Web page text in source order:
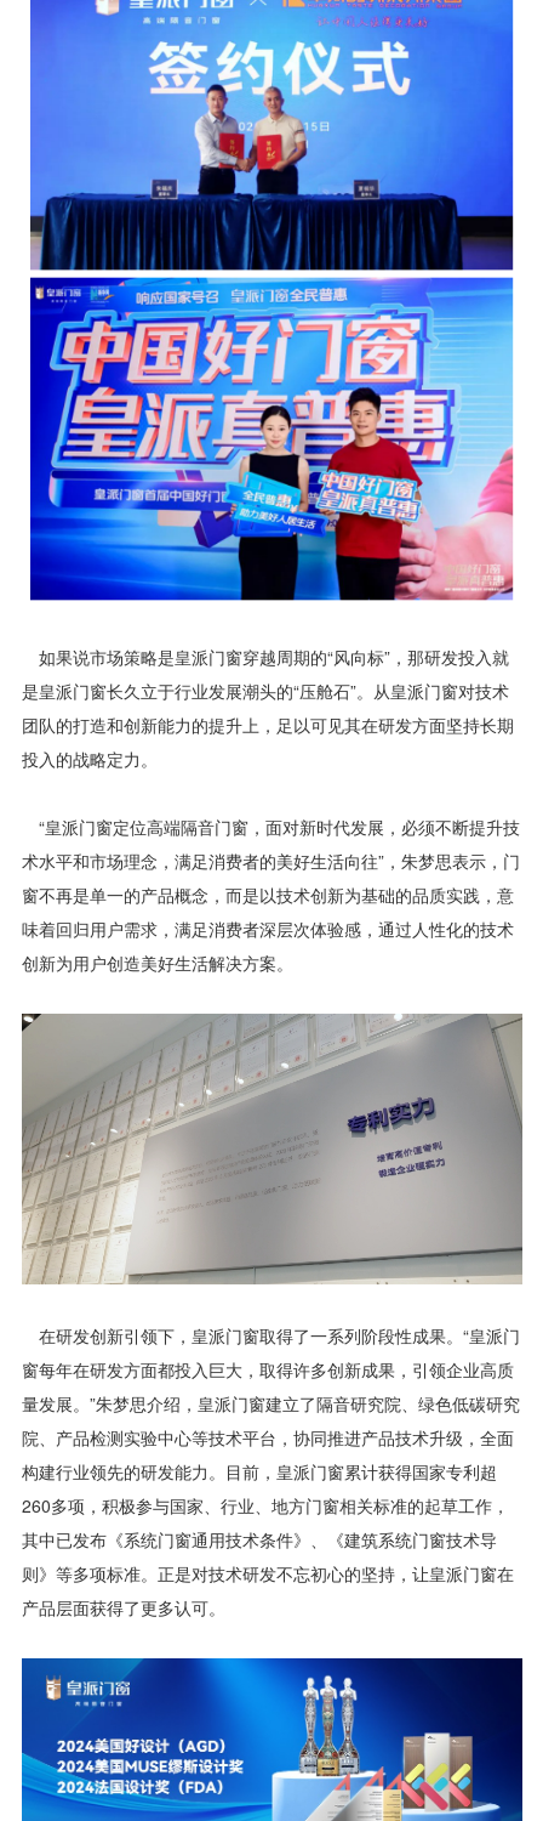
如果说市场策略是皇派门窗穿越周期的“风向标”，那研发投入就
是皇派门窗长久立于行业发展潮头的“压舱石”。从皇派门窗对技术
团队的打造和创新能力的提升上，足以可见其在研发方面坚持长期
投入的战略定力。
“皇派门窗定位高端隔音门窗，面对新时代发展，必须不断提升技
术水平和市场理念，满足消费者的美好生活向往”，朱梦思表示，门
窗不再是单一的产品概念，而是以技术创新为基础的品质实践，意
味着回归用户需求，满足消费者深层次体验感，通过人性化的技术
创新为用户创造美好生活解决方案。
在研发创新引领下，皇派门窗取得了一系列阶段性成果。“皇派门
窗每年在研发方面都投入巨大，取得许多创新成果，引领企业高质
量发展。”朱梦思介绍，皇派门窗建立了隔音研究院、绿色低碳研究
院、产品检测实验中心等技术平台，协同推进产品技术升级，全面
构建行业领先的研发能力。目前，皇派门窗累计获得国家专利超
260多项，积极参与国家、行业、地方门窗相关标准的起草工作，
其中已发布《系统门窗通用技术条件》、《建筑系统门窗技术导
则》等多项标准。正是对技术研发不忘初心的坚持，让皇派门窗在
产品层面获得了更多认可。